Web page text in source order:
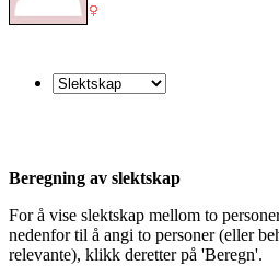
Beregning av slektskap
For å vise slektskap mellom to
nedenfor til å angi to personer (eller
relevante), klikk deretter på 'Beregn'.